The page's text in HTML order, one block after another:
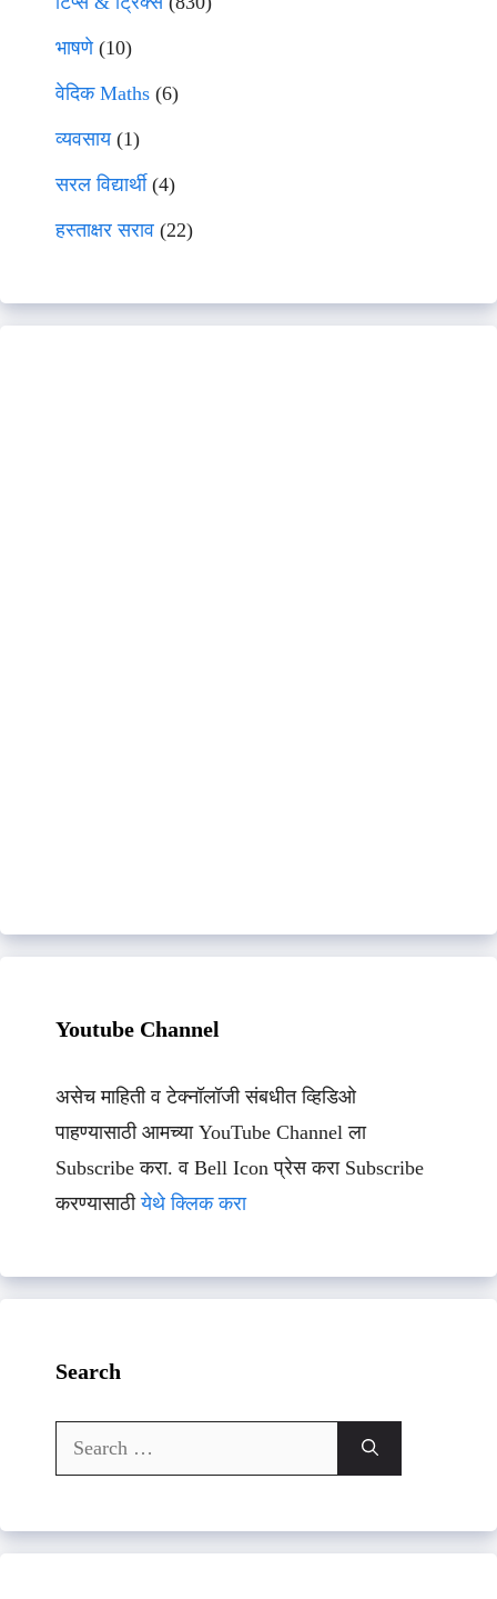
भाषणे(10)
वेदिक Maths (6)
व्यवसाय(1)
सरल विद्यार्थी(4)
हस्ताक्षर सराव (22)
Youtube Channel
असेच माहिती व टेक्नॉलॉजी संबधीत व्हिडिओ
पाहण्यासाठी आमच्या YouTube Channel ला
Subscribe करा. व Bell Icon प्रेस करा Subscribe
करण्यासाठीयेथे क्लिक करा
Search
Search
for: